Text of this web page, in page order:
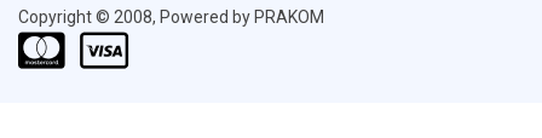
Copyright © 2008, Powered by PRAKOM